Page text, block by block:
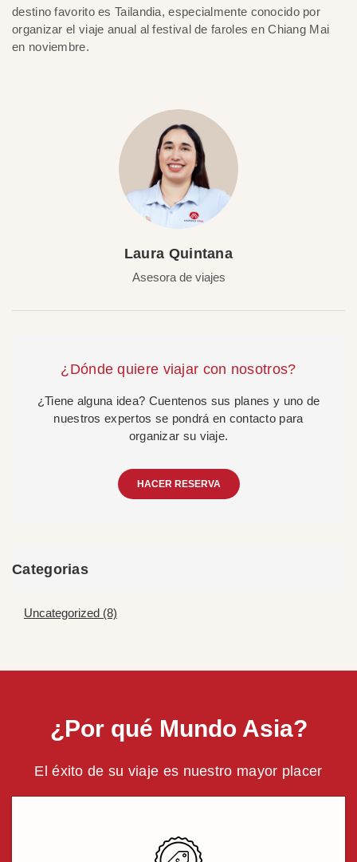
destino favorito es Tailandia, especialmente conocido por
organizar el viaje anual al festival de faroles en Chiang Mai
en noviembre.
Laura Quintana
Asesora de viajes
¿Dónde quiere viajar con nosotros?
¿Tiene alguna idea? Cuentenos sus planes y uno de
nuestros expertos se pondrá en contacto para
organizar su viaje.
HACER RESERVA
Categorias
Uncategorized (8)
¿Por qué Mundo Asia?
El éxito de su viaje es nuestro mayor placer